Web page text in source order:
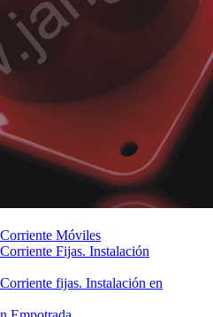
Móviles
Fijas. Instalación
fijas. Instalación en